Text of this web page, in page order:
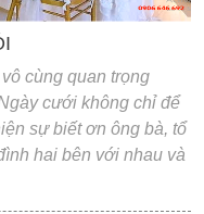
cùng quan trọng
cưới không chỉ để
sự biết ơn ông bà, tổ
hai bên với nhau và